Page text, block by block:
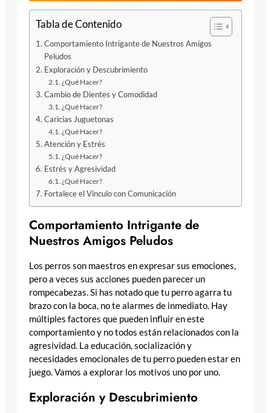
Tabla de Contenido
Comportamiento Intrigante de Nuestros Amigos
Peludos
Exploración y Descubrimiento
¿Qué Hacer?
Cambio de Dientes y Comodidad
¿Qué Hacer?
Caricias Juguetonas
¿Qué Hacer?
Atención y Estrés
¿Qué Hacer?
Estrés y Agresividad
¿Qué Hacer?
Fortalece el Vínculo con Comunicación
Comportamiento Intrigante de
Nuestros Amigos Peludos
Los perros son maestros en expresar sus emociones,
pero a veces sus acciones pueden parecer un
rompecabezas. Si has notado que tu perro agarra tu
brazo con la boca, no te alarmes de inmediato. Hay
múltiples factores que pueden influir en este
comportamiento y no todos están relacionados con la
agresividad. La educación, socialización y
necesidades emocionales de tu perro pueden estar en
juego. Vamos a explorar los motivos uno por uno.
Exploración y Descubrimiento